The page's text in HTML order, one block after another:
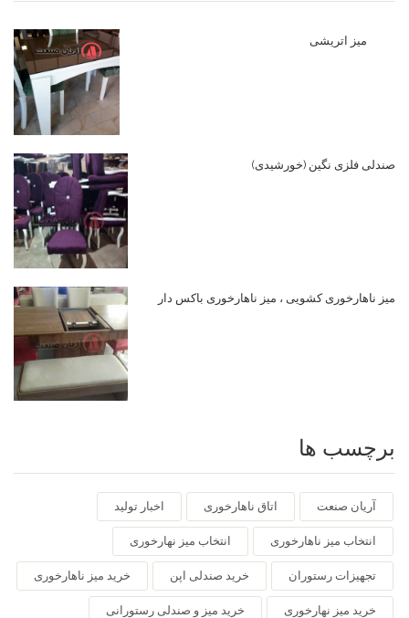
میز اتریشی
صندلی فلزی نگین (خورشیدی)
میز ناهارخوری کشویی ، میز ناهارخوری باکس دار
برچسب ها
آریان صنعت اتاق ناهارخوری اخبار تولید
انتخاب میز ناهارخوری انتخاب میز نهارخوری
تجهیزات رستوران خرید صندلی اپن خرید میز ناهارخوری
خرید میز نهارخوری خرید میز و صندلی رستورانی